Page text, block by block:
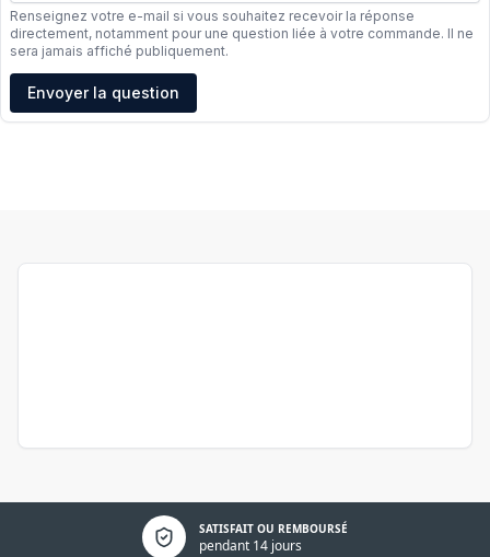
Renseignez votre e-mail si vous souhaitez recevoir la réponse
directement, notamment pour une question liée à votre commande. Il ne
sera jamais affiché publiquement.
Adresse e-mail
Envoyer la question
SATISFAIT OU REMBOURSÉ
pendant 14 jours
Politique de confidentialité